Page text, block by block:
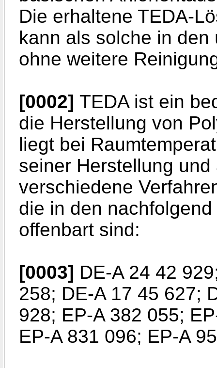
Die erhaltene TEDA-
kann als solche in
ohne weitere
[0002] TEDA ist ein
die Herstellung von
liegt bei
seiner Herstellung
verschiedene
die in den
offenbart sind:
[0003] DE-A 24 42 929
258; DE-A 17 45 627;
928; EP-A 382 055;
EP-A 831 096; EP-A